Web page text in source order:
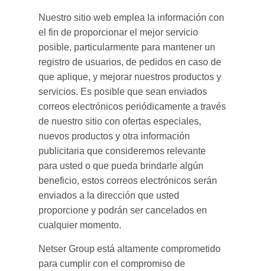
Nuestro sitio web emplea la información con
el fin de proporcionar el mejor servicio
posible, particularmente para mantener un
registro de usuarios, de pedidos en caso de
que aplique, y mejorar nuestros productos y
servicios. Es posible que sean enviados
correos electrónicos periódicamente a través
de nuestro sitio con ofertas especiales,
nuevos productos y otra información
publicitaria que consideremos relevante
para usted o que pueda brindarle algún
beneficio, estos correos electrónicos serán
enviados a la dirección que usted
proporcione y podrán ser cancelados en
cualquier momento.
Netser Group está altamente comprometido
para cumplir con el compromiso de